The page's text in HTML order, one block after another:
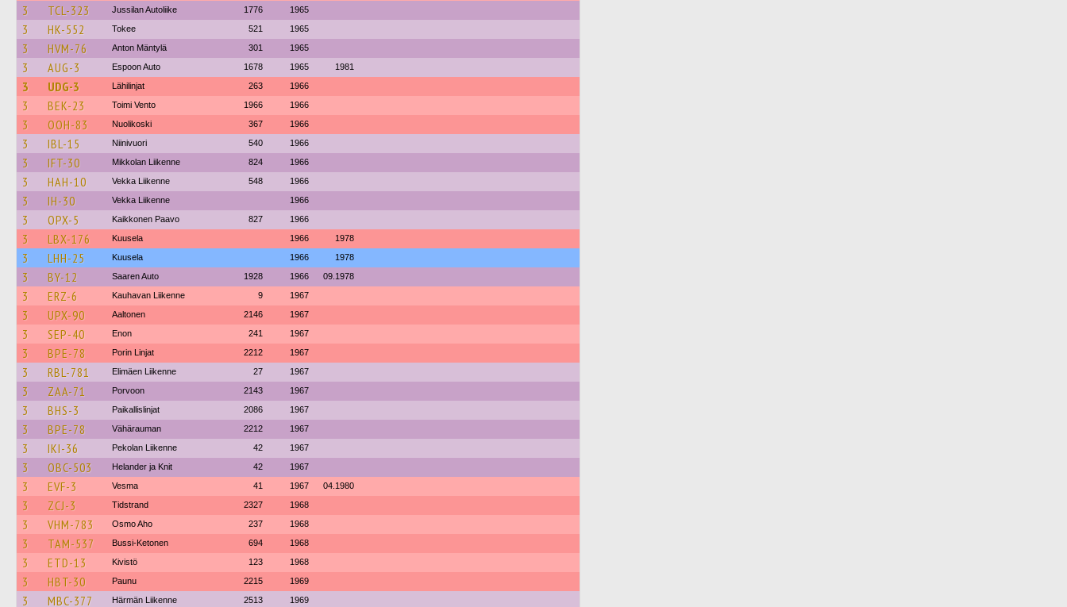
3 TCL-323 Jussilan Autoliike 1776 1965
3 HK-552 Tokee 521 1965
3 HVM-76 Anton Mäntylä 301 1965
3 AUG-3 Espoon Auto 1678 1965 1981
3 UDG-3 Lähilinjat 263 1966
3 BEK-23 Toimi Vento 1966 1966
3 OOH-83 Nuolikoski 367 1966
3 IBL-15 Niinivuori 540 1966
3 IFT-30 Mikkolan Liikenne 824 1966
3 HAH-10 Vekka Liikenne 548 1966
3 IH-30 Vekka Liikenne 1966
3 OPX-5 Kaikkonen Paavo 827 1966
3 LBX-176 Kuusela 1966 1978
3 LHH-25 Kuusela 1966 1978
3 BY-12 Saaren Auto 1928 1966 09.1978
3 ERZ-6 Kauhavan Liikenne 9 1967
3 UPX-90 Aaltonen 2146 1967
3 SEP-40 Enon 241 1967
3 BPE-78 Porin Linjat 2212 1967
3 RBL-781 Elimäen Liikenne 27 1967
3 ZAA-71 Porvoon 2143 1967
3 BHS-3 Paikallislinjat 2086 1967
3 BPE-78 Vähärauman 2212 1967
3 IKI-36 Pekolan Liikenne 42 1967
3 OBC-503 Helander ja Knit 42 1967
3 EVF-3 Vesma 41 1967 04.1980
3 ZCJ-3 Tidstrand 2327 1968
3 VHM-783 Osmo Aho 237 1968
3 TAM-537 Bussi-Ketonen 694 1968
3 ETD-13 Kivistö 123 1968
3 HBT-30 Paunu 2215 1969
3 MBC-377 Härmän Liikenne 2513 1969